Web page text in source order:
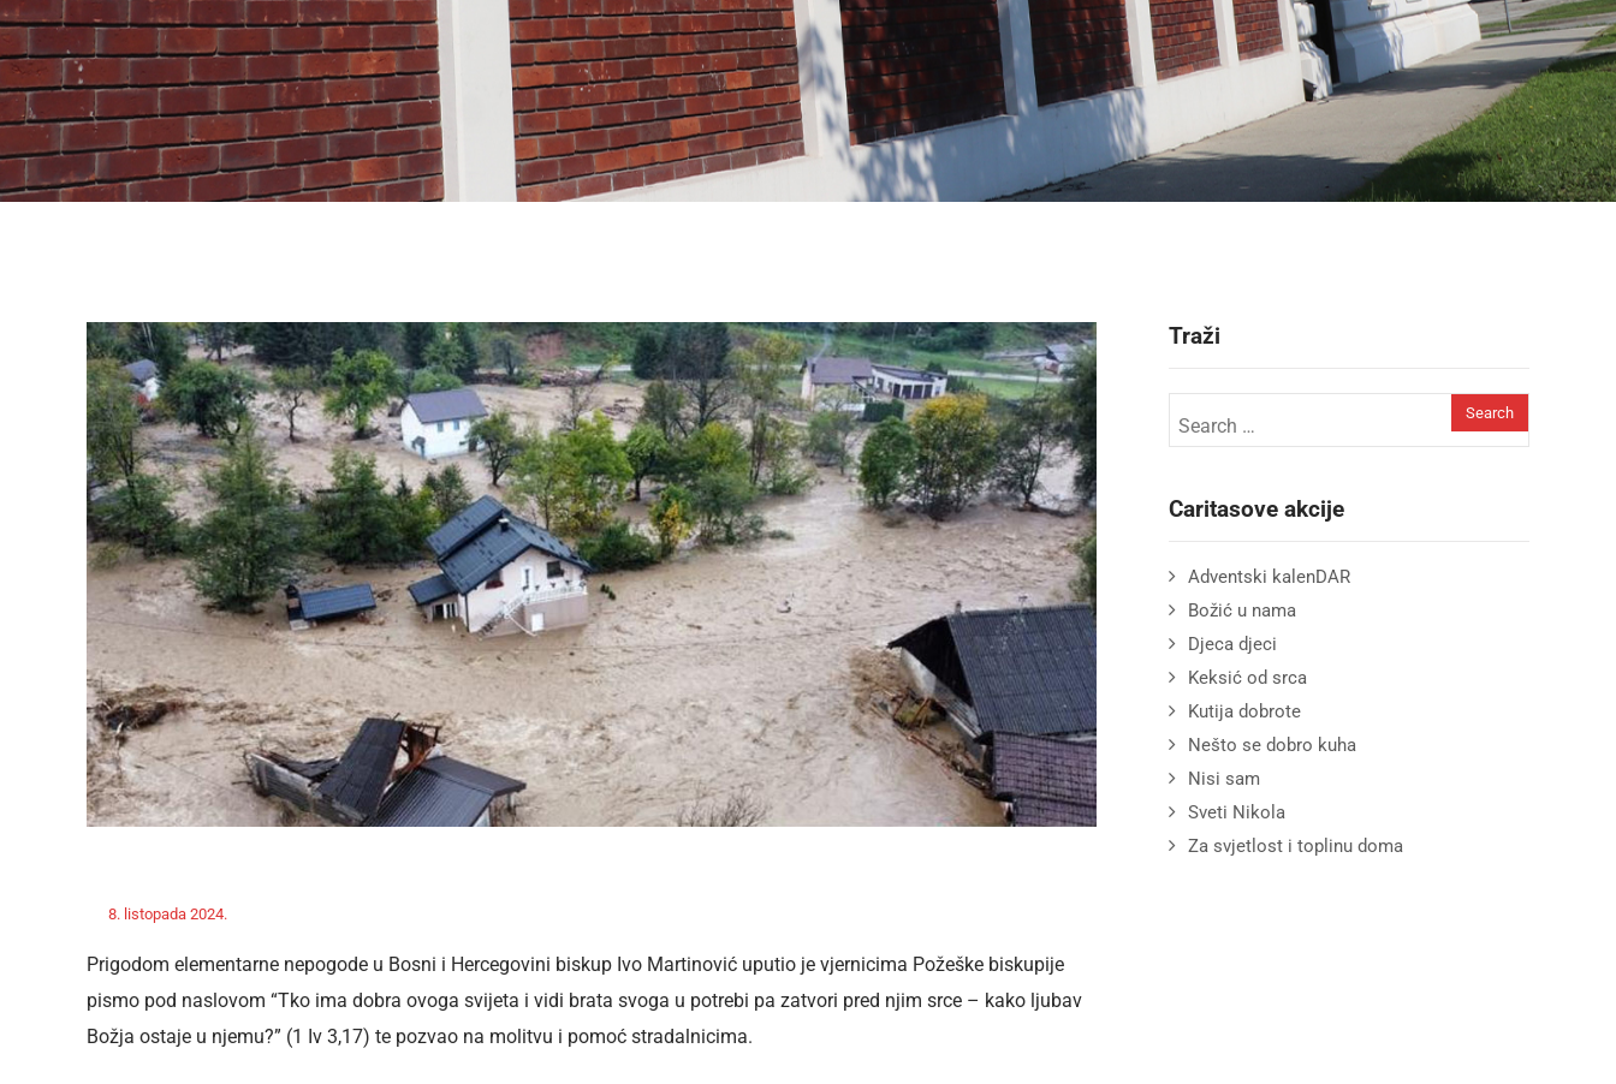
8. listopada 2024.
Prigodom elementarne nepogode u Bosni i Hercegovini biskup Ivo Martinović uputio je vjernicima Požeške biskupije
pismo pod naslovom “Tko ima dobra ovoga svijeta i vidi brata svoga u potrebi pa zatvori pred njim srce – kako ljubav
Božja ostaje u njemu?” (1 Iv 3,17) te pozvao na molitvu i pomoć stradalnicima.
Traži
Caritasove akcije
Adventski kalenDAR
Božić u nama
Djeca djeci
Keksić od srca
Kutija dobrote
Nešto se dobro kuha
Nisi sam
Sveti Nikola
Za svjetlost i toplinu doma